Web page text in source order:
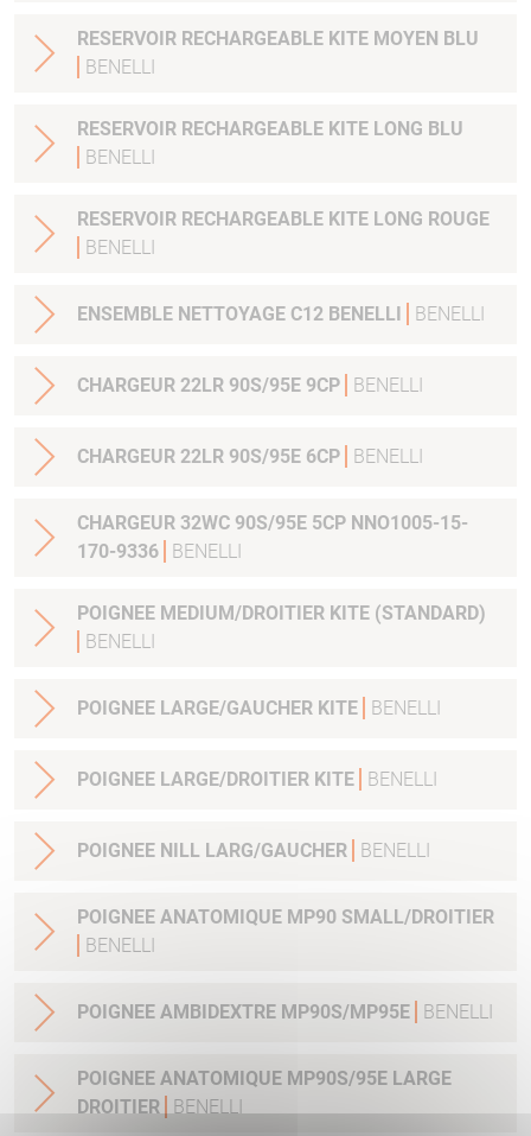
RESERVOIR RECHARGEABLE KITE MOYEN BLU
BENELLI
RESERVOIR RECHARGEABLE KITE LONG BLU
BENELLI
RESERVOIR RECHARGEABLE KITE LONG ROUGE
BENELLI
ENSEMBLE NETTOYAGE C12 BENELLI BENELLI
CHARGEUR 22LR 90S/95E 9CP BENELLI
CHARGEUR 22LR 90S/95E 6CP BENELLI
CHARGEUR 32WC 90S/95E 5CP NNO1005-15-
170-9336
BENELLI
POIGNEE MEDIUM/DROITIER KITE (STANDARD)
BENELLI
POIGNEE LARGE/GAUCHER KITE BENELLI
POIGNEE LARGE/DROITIER KITE BENELLI
POIGNEE NILL LARG/GAUCHER BENELLI
POIGNEE ANATOMIQUE MP90 SMALL/DROITIER
BENELLI
POIGNEE AMBIDEXTRE MP90S/MP95E BENELLI
POIGNEE ANATOMIQUE MP90S/95E LARGE
DROITIER
BENELLI